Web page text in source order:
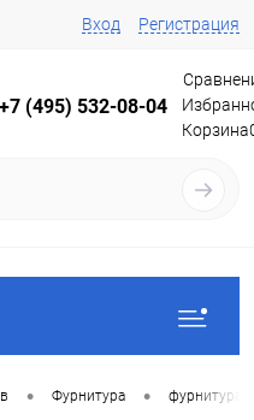
Вход Регистрация
+7 (495) 532-08-04
Корзина
• Фурнитура • фурнитура